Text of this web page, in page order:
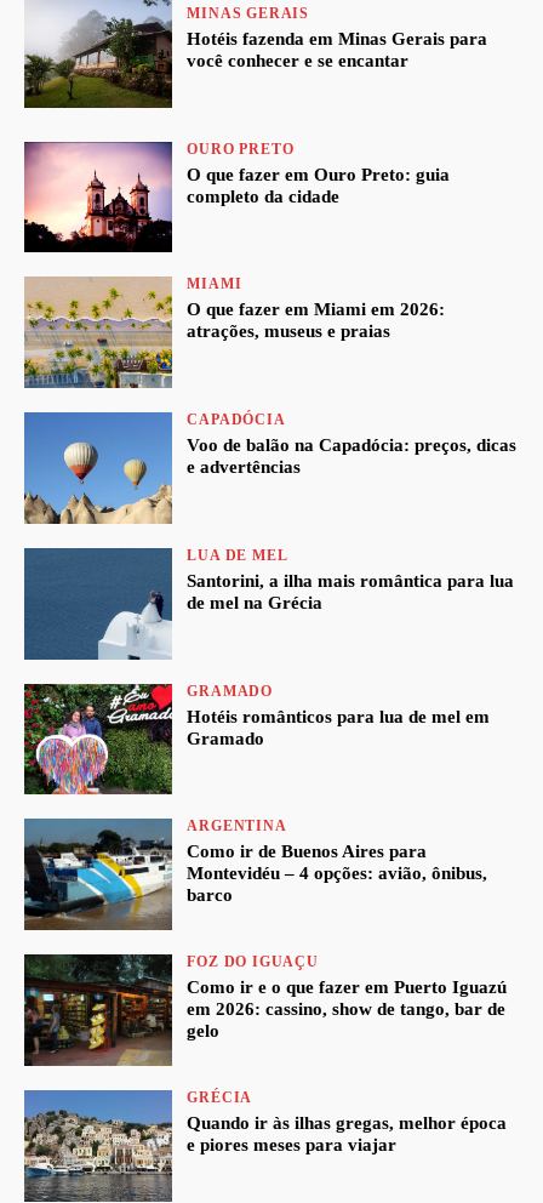
MINAS GERAIS
Hotéis fazenda em Minas Gerais para
você conhecer e se encantar
OURO PRETO
O que fazer em Ouro Preto: guia
completo da cidade
MIAMI
O que fazer em Miami em 2026:
atrações, museus e praias
CAPADÓCIA
Voo de balão na Capadócia: preços, dicas
e advertências
LUA DE MEL
Santorini, a ilha mais romântica para lua
de mel na Grécia
GRAMADO
Hotéis românticos para lua de mel em
Gramado
ARGENTINA
Como ir de Buenos Aires para
Montevidéu – 4 opções: avião, ônibus,
barco
FOZ DO IGUAÇU
Como ir e o que fazer em Puerto Iguazú
em 2026: cassino, show de tango, bar de
gelo
GRÉCIA
Quando ir às ilhas gregas, melhor época
e piores meses para viajar